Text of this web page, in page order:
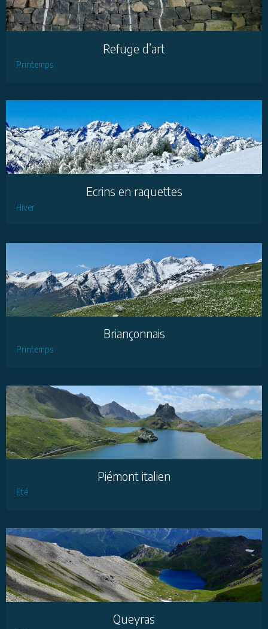
Refuge d’art
Printemps
Ecrins en raquettes
Hiver
Briançonnais
Printemps
Piémont italien
Eté
Queyras